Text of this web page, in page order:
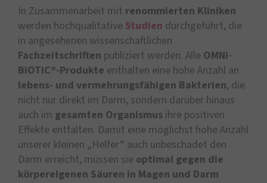
In Zusammenarbeit mit renommierten Kliniken
werden hochqualitative Studien durchgeführt, die
in angesehenen wissenschaftlichen
Fachzeitschriften publiziert werden. Alle OMNi-
BiOTiC®-Produkte enthalten eine hohe Anzahl an
lebens- und vermehrungsfähigen Bakterien, die
nicht nur direkt im Darm, sondern darüber hinaus
auch im gesamten Organismus ihre positiven
Effekte entfalten. Damit eine möglichst hohe Anzahl
unserer kleinen „Helfer“ auch unbeschadet den
Darm erreicht, müssen sie optimal gegen die
körpereigenen Säuren in Magen und Darm